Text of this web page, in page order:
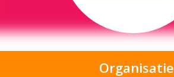
Organisatie